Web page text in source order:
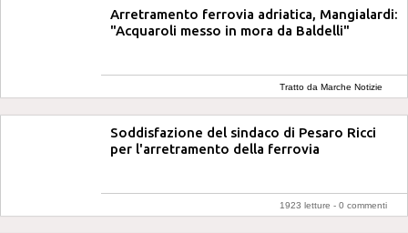
Arretramento ferrovia adriatica, Mangialardi:
"Acquaroli messo in mora da Baldelli"
Tratto da Marche Notizie
Soddisfazione del sindaco di Pesaro Ricci
per l'arretramento della ferrovia
1923 letture - 0 commenti